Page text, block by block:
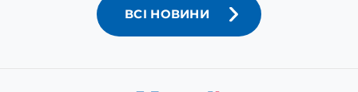
ВСІ НОВИНИ